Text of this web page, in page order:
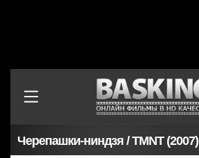
Черепашки-ниндзя / TMNT (2007)